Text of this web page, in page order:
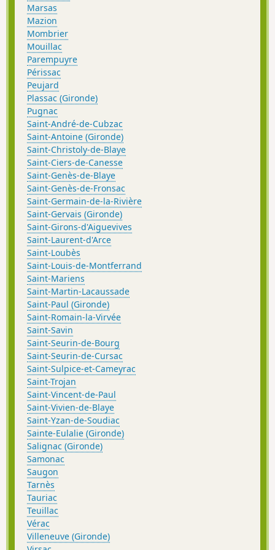
Marsas
Mazion
Mombrier
Mouillac
Parempuyre
Périssac
Peujard
Plassac (Gironde)
Pugnac
Saint-André-de-Cubzac
Saint-Antoine (Gironde)
Saint-Christoly-de-Blaye
Saint-Ciers-de-Canesse
Saint-Genès-de-Blaye
Saint-Genès-de-Fronsac
Saint-Germain-de-la-Rivière
Saint-Gervais (Gironde)
Saint-Girons-d'Aiguevives
Saint-Laurent-d'Arce
Saint-Loubès
Saint-Louis-de-Montferrand
Saint-Mariens
Saint-Martin-Lacaussade
Saint-Paul (Gironde)
Saint-Romain-la-Virvée
Saint-Savin
Saint-Seurin-de-Bourg
Saint-Seurin-de-Cursac
Saint-Sulpice-et-Cameyrac
Saint-Trojan
Saint-Vincent-de-Paul
Saint-Vivien-de-Blaye
Saint-Yzan-de-Soudiac
Sainte-Eulalie (Gironde)
Salignac (Gironde)
Samonac
Saugon
Tarnès
Tauriac
Teuillac
Vérac
Villeneuve (Gironde)